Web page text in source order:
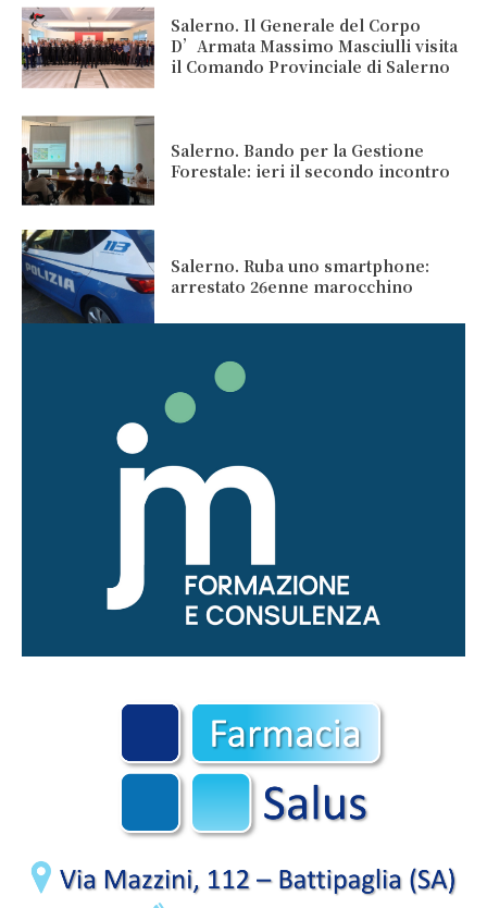
Salerno. Il Generale del Corpo
D’Armata Massimo Masciulli visita
il Comando Provinciale di Salerno
Salerno. Bando per la Gestione
Forestale: ieri il secondo incontro
Salerno. Ruba uno smartphone:
arrestato 26enne marocchino